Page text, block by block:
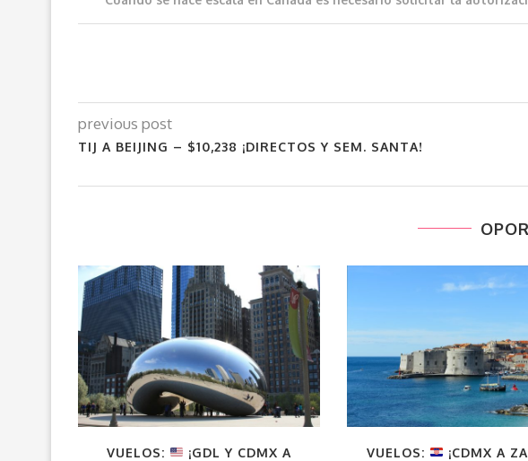
previous post
TIJ A BEIJING – $10,238 ¡DIRECTOS Y SEM. SANTA!
VUELOS:
¡GDL Y CDMX A
VUELOS:
¡CDMX A